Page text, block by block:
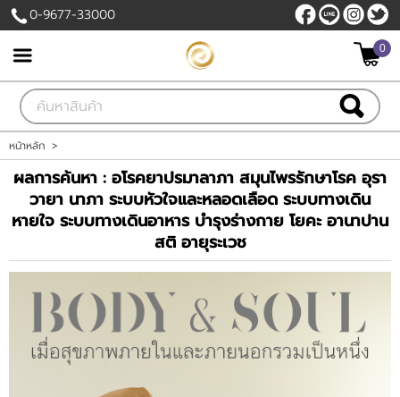
เข้าสู่ระบบ สมัครสมาชิก
สินค้าที่สนใจ( 0 )
หน้าหลัก
สินค้า
ขั้นตอนการสั่งซื้อ
แจ้งชำระเงิน
บัญชีผู้ใช้
0-9677-33000
0
หน้าหลัก >
ผลการค้นหา : อโรคยาปรมาลาภา สมุนไพรรักษาโรค อุรา
วายา นาภา ระบบหัวใจและหลอดเลือด ระบบทางเดิน
หายใจ ระบบทางเดินอาหาร บำรุงร่างกาย โยคะ อานาปาน
สติ อายุระเวช